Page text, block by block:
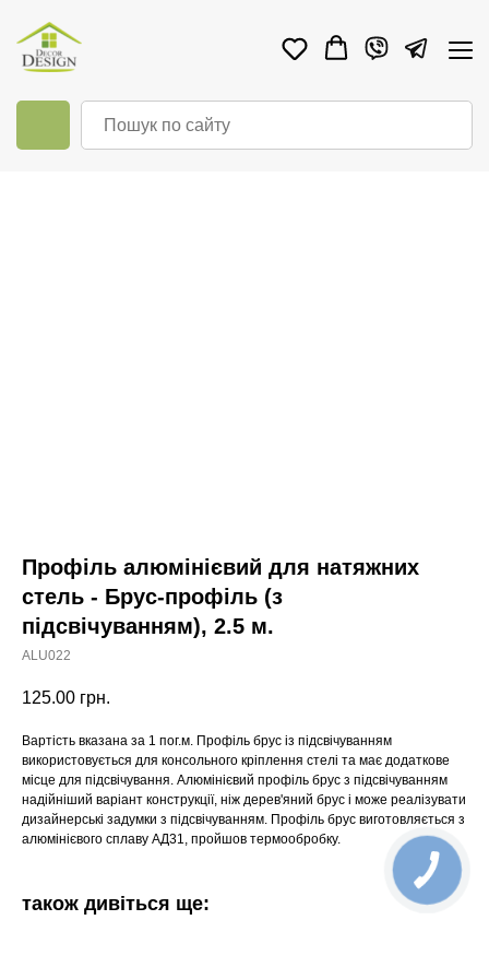
Профіль алюмінієвий для натяжних
стель - Брус-профіль (з
підсвічуванням), 2.5 м.
ALU022
125.00 грн.
Вартість вказана за 1 пог.м. Профіль брус із підсвічуванням
використовується для консольного кріплення стелі та має додаткове
місце для підсвічування. Алюмінієвий профіль брус з підсвічуванням
надійніший варіант конструкції, ніж дерев'яний брус і може реалізувати
дизайнерські задумки з підсвічуванням. Профіль брус виготовляється з
алюмінієвого сплаву АД31, пройшов термообробку.
також дивіться ще: